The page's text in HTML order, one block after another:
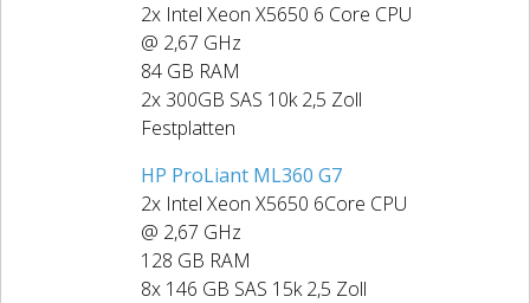
2x Intel Xeon X5650 6 Core CPU
@ 2,67 GHz
84 GB RAM
2x 300GB SAS 10k 2,5 Zoll
Festplatten
HP ProLiant ML360 G7
2x Intel Xeon X5650 6Core CPU
@ 2,67 GHz
128 GB RAM
8x 146 GB SAS 15k 2,5 Zoll